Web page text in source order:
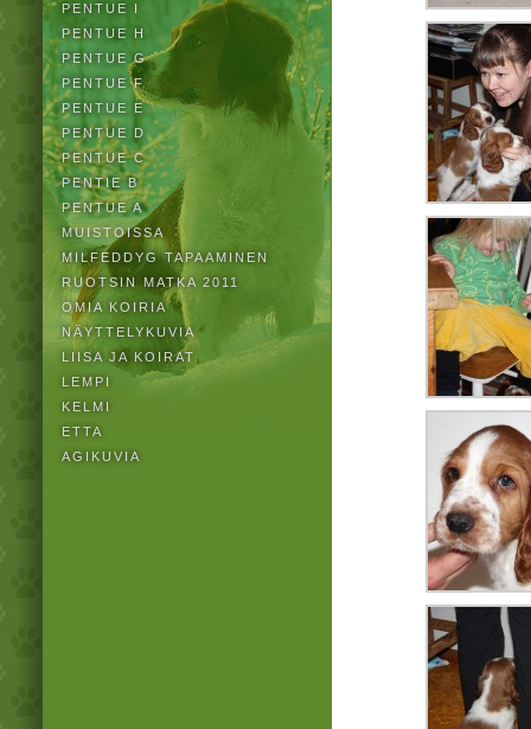
PENTUE I
PENTUE H
PENTUE G
PENTUE F
PENTUE E
PENTUE D
PENTUE C
PENTIE B
PENTUE A
MUISTOISSA
MILFEDDYG TAPAAMINEN
RUOTSIN MATKA 2011
OMIA KOIRIA
NÄYTTELYKUVIA
LIISA JA KOIRAT
LEMPI
KELMI
ETTA
AGIKUVIA